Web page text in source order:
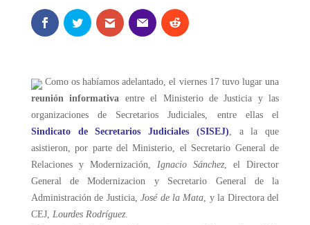
Como os habíamos adelantado, el viernes 17 tuvo lugar una
reunión informativa entre el Ministerio de Justicia y las
organizaciones de Secretarios Judiciales, entre ellas el
Sindicato de Secretarios Judiciales (SISEJ), a la que
asistieron, por parte del Ministerio, el Secretario General de
Relaciones y Modernización, Ignacio Sánchez, el Director
General de Modernizacion y Secretario General de la
Administración de Justicia,José de la Mata, y la Directora del
CEJ, Lourdes Rodríguez.